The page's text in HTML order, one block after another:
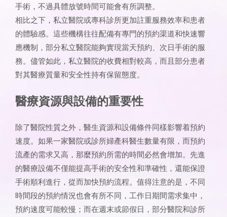
手術，不過具體放號時間可能會有所調整。
相比之下，私立醫院或專科診所更加註重服務效率和患者
的體驗感。這些機構往往配備有專門的預約渠道和快速響
應機制，部分私立醫院能夠實現當天預約、次日手術的服
務。儘管如此，私立醫院的收費相對較高，而且部分患者
對其醫療質量和安全性持有保留態度。
醫療資源與設備的重要性
除了醫院性質之外，醫生資源和設備條件同樣影響着預約
速度。如果一家醫院或診所婦產科醫生數量有限，而預約
流產的需求又高，那麼預約所需的時間必然會增加。先進
的醫療設備不僅能提高手術的安全性和準確性，還能保證
手術順利進行，從而加快預約流程。值得注意的是，不同
時間段的預約情況也會有所不同，工作日期間需求集中，
預約速度可能較慢；而在週末或節假日，部分醫院和診所